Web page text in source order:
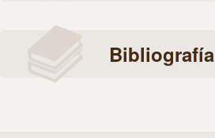
Bibliografía